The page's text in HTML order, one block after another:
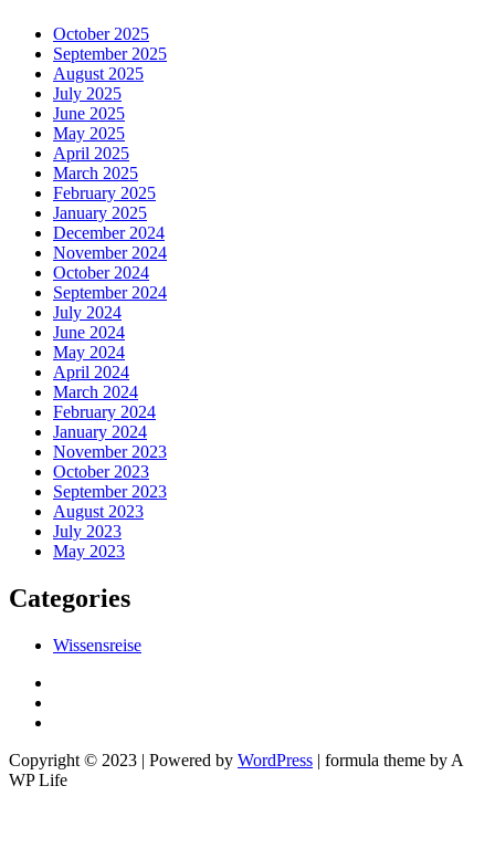
October 2025
September 2025
August 2025
July 2025
June 2025
May 2025
April 2025
March 2025
February 2025
January 2025
December 2024
November 2024
October 2024
September 2024
July 2024
June 2024
May 2024
April 2024
March 2024
February 2024
January 2024
November 2023
October 2023
September 2023
August 2023
July 2023
May 2023
Categories
Wissensreise
Copyright © 2023 | Powered by WordPress | formula theme by A
WP Life